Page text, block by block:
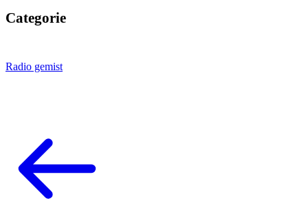
Categorie
Radio gemist